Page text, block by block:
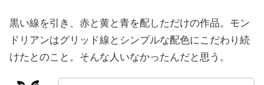
黒い線を引き、赤と黄と青を配しただけの作品。モン
ドリアンはグリッド線とシンプルな配色にこだわり続
けたとのこと。そんな人いなかったんだと思う。